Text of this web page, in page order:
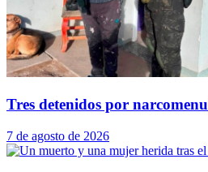
Tres detenidos por
7 de agosto de 2026